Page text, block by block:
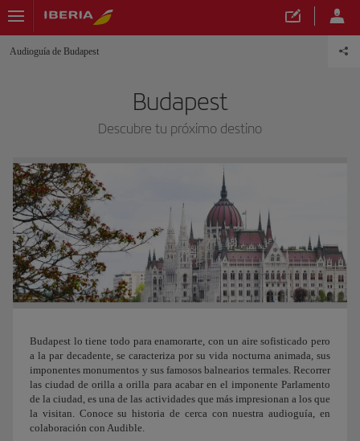
Audioguía de Budapest
Budapest
Descubre tu próximo destino
Budapest lo tiene todo para enamorarte, con un aire sofisticado pero
a la par decadente, se caracteriza por su vida nocturna animada, sus
imponentes monumentos y sus famosos balnearios termales. Recorrer
las ciudad de orilla a orilla para acabar en el imponente Parlamento
de la ciudad, es una de las actividades que más impresionan a los que
la visitan. Conoce su historia de cerca con nuestra audioguía, en
colaboración con Audible.